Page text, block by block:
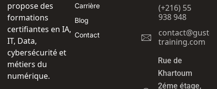
propose des
formations
certifiantes en IA,
IT, Data,
cybersécurité et
métiers du
numérique.
Carrière
Blog
Contact
(+216) 55
938 948
contact@gust-
training.com
Rue de
Khartoum
2éme étage,